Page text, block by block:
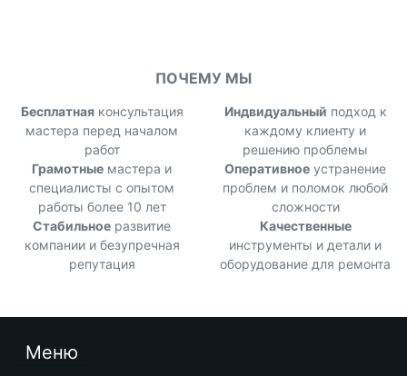
ПОЧЕМУ МЫ
Бесплатнаяконсультация
мастера перед началом
работ
Индвидуальный подход к
каждому клиенту и
решению проблемы
Грамотные мастера и
специалисты с опытом
работы более 10 лет
Оперативное устранение
проблем и поломок любой
сложности
Стабильное развитие
компании и безупречная
репутация
Качественные
инструменты и детали и
оборудование для ремонта
Меню